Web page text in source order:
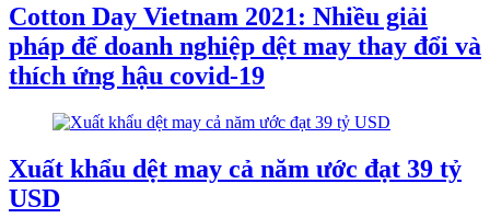
Cotton Day Vietnam 2021: Nhiều giải
pháp để doanh nghiệp dệt may thay đổi và
thích ứng hậu covid-19
Xuất khẩu dệt may cả năm ước đạt 39 tỷ
USD